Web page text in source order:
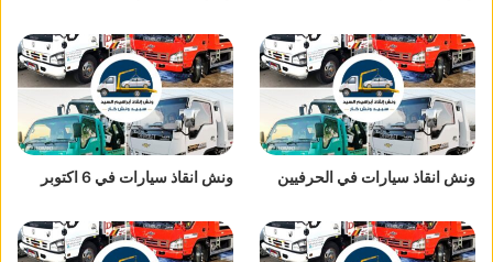
ونش انقاذ سيارات في الحرفيين ونش انقاذ سيارات في 6 اكتوبر